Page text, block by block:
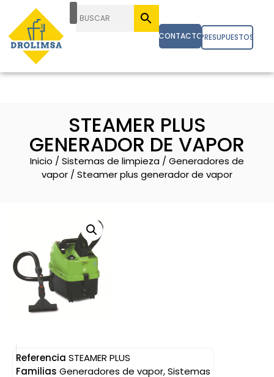
CONTACTOPRESUPUESTOS
STEAMER PLUS
GENERADOR DE VAPOR
Inicio / Sistemas de limpieza / Generadores de
vapor / Steamer plus generador de vapor
Referencia STEAMER PLUS
Familias Generadores de vapor,Sistemas